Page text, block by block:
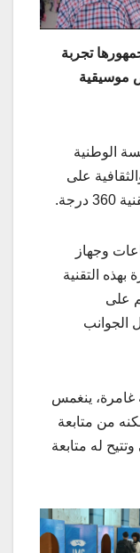
تجربة
موسيقية
الوطنية
على
وجهاز
التقنية
على
الجوانب
غامرة، ينغمس
من متابعة
له متابعة